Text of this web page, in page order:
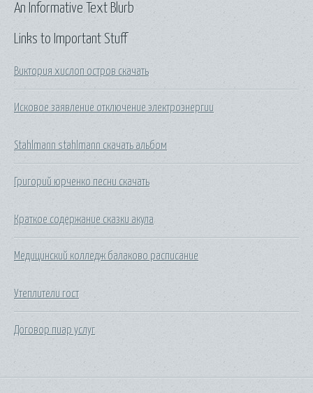
Links to Important Stuff
Виктория хислоп остров скачать
Исковое заявление отключение электроэнергии
Stahlmann stahlmann скачать альбом
Григорий юрченко песни скачать
Краткое содержание сказки акула
Медицинский колледж балаково расписание
Утеплители гост
Договор пиар услуг
An Informative Text Blurb